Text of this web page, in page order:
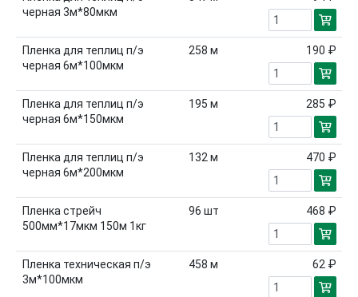
черная 3м*80мкм
Пленка для теплиц п/э
черная 6м*100мкм
258 м 190 ₽
Пленка для теплиц п/э
черная 6м*150мкм
195 м 285 ₽
Пленка для теплиц п/э
черная 6м*200мкм
132м 470 ₽
Пленка стрейч
500мм*17мкм 150м 1кг
96 шт 468 ₽
Пленка техническая п/э
3м*100мкм
458 м 62 ₽